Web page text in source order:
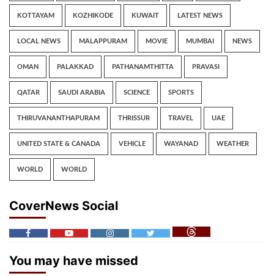
KOTTAYAM KOZHIKODE KUWAIT LATEST NEWS
LOCAL NEWS MALAPPURAM MOVIE MUMBAI NEWS
OMAN PALAKKAD PATHANAMTHITTA PRAVASI
QATAR SAUDI ARABIA SCIENCE SPORTS
THIRUVANANTHAPURAM THRISSUR TRAVEL UAE
UNITED STATE & CANADA VEHICLE WAYANAD WEATHER
WORLD WORLD
CoverNews Social
You may have missed